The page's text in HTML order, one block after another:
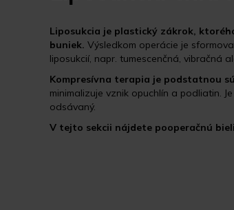
Liposukcia je plastický zákrok,
buniek. Výsledkom operácie je
liposukcií, napr. tumescenčná, vibračná
Kompresívna terapia je podstatnou
minimalizuje vznik opuchlín a podliatin.
odsávaný.
V tejto sekcii nájdete pooperačnú